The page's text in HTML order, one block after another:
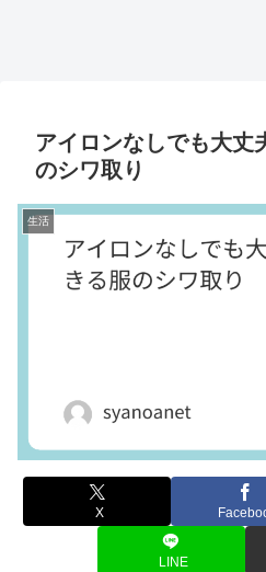
アイロンなしでも大丈
のシワ取り
生活
X
LINE